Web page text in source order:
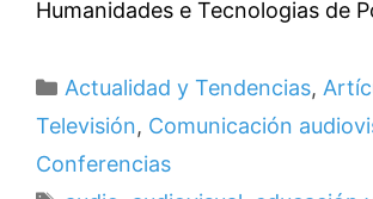
Humanidades e Tecnologias de
Categorías
Actualidad y Tendencias,
Televisión, Comunicación
Conferencias